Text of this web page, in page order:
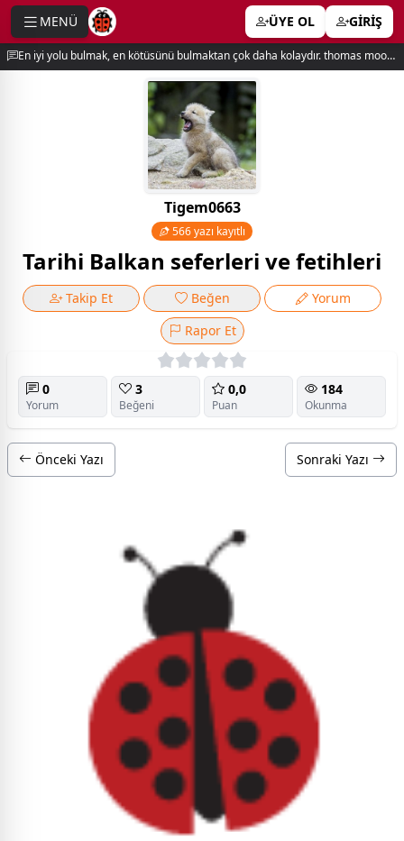
MENÜ ÜYE OL GİRİŞ
En iyi yolu bulmak, en kötüsünü bulmaktan çok daha kolaydır. thomas moore
Tigem0663
566 yazı kayıtlı
Tarihi Balkan seferleri ve fetihleri
Takip Et Beğen
Yorum
Rapor Et
0
Yorum
3
Beğeni
0,0
Puan
184
Okunma
Önceki Yazı Sonraki Yazı
menu